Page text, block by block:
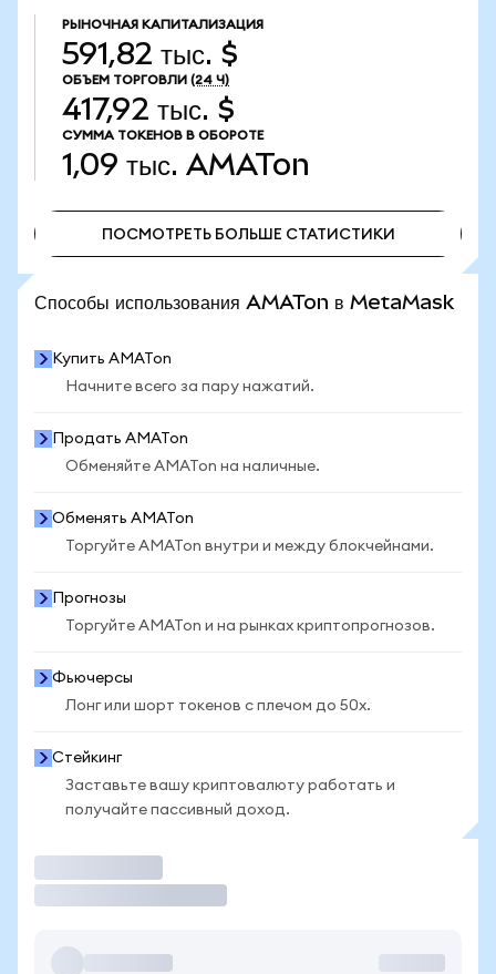
РЫНОЧНАЯ КАПИТАЛИЗАЦИЯ
591,82 тыс. $
ОБЪЕМ ТОРГОВЛИ (24 Ч)
417,92 тыс. $
СУММА ТОКЕНОВ В ОБОРОТЕ
1,09 тыс. AMATon
ПОСМОТРЕТЬ БОЛЬШЕ СТАТИСТИКИ
Способы использования AMATon в MetaMask
Купить AMATon
Начните всего за пару нажатий.
Продать AMATon
Обменяйте AMATon на наличные.
Обменять AMATon
Торгуйте AMATon внутри и между блокчейнами.
Прогнозы
Торгуйте AMATon и на рынках криптопрогнозов.
Фьючерсы
Лонг или шорт токенов с плечом до 50x.
Стейкинг
Заставьте вашу криптовалюту работать и
получайте пассивный доход.